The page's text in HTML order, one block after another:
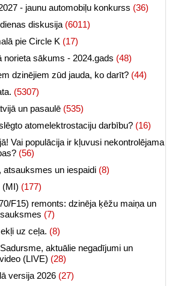
- jaunu automobiļu konkurss (36)
diskusija (6011)
pie Circle K (17)
sākums - 2024.gads (48)
dzinējiem zūd jauda, ko darīt? (44)
(5307)
un pasaulē (535)
atomelektrostaciju darbību? (16)
Vai populācija ir kļuvusi nekontrolējama
(56)
atsauksmes un iespaidi (8)
(MI) (177)
F15) remonts: dzinēja ķēžu maiņa un
(7)
uz ceļa. (8)
aktuālie negadījumi un
(LIVE) (28)
versija 2026 (27)